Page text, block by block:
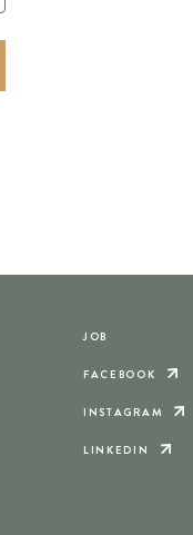
JOB
FACEBOOK
INSTAGRAM
LINKEDIN